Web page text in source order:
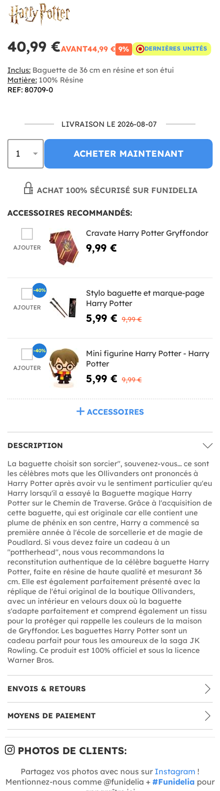
40,99 €AVANT44,99 € 9% DERNIÈRES UNITÉS
Inclus: Baguette de 36 cm en résine et son étui
Matière: 100% Résine
REF: 80709-0
LIVRAISON LE 2026-08-07
ACHETER MAINTENANT
ACHAT 100% SÉCURISÉ SUR FUNIDELIA
ACCESSOIRES RECOMMANDÉS:
AJOUTER
Cravate Harry Potter Gryffondor
9,99 €
AJOUTER
Stylo baguette et marque-page
Harry Potter
5,99 € 9,99 €
-40%
AJOUTER
Mini figurine Harry Potter - Harry
Potter
5,99 € 9,99 €
-40%
ACCESSOIRES
DESCRIPTION
La baguette choisit son sorcier", souvenez-vous... ce sont
les célèbres mots que les Ollivanders ont prononcés à
Harry Potter après avoir vu le sentiment particulier qu'eu
Harry lorsqu'il a essayé la Baguette magique Harry
Potter sur le Chemin de Traverse. Grâce à l'acquisition de
cette baguette, qui est originale car elle contient une
plume de phénix en son centre, Harry a commencé sa
première année à l'école de sorcellerie et de magie de
Poudlard. Si vous devez faire un cadeau à un
"pottherhead", nous vous recommandons la
reconstitution authentique de la célèbre baguette Harry
Potter, faite en résine de haute qualité et mesurant 36
cm. Elle est également parfaitement présenté avec la
réplique de l'étui original de la boutique Ollivanders,
avec un intérieur en velours doux où la baguette
s'adapte parfaitement et comprend également un tissu
pour la protéger qui rappelle les couleurs de la maison
de Gryffondor. Les baguettes Harry Potter sont un
cadeau parfait pour tous les amoureux de la saga JK
Rowling. Ce produit est 100% officiel et sous la licence
Warner Bros.
ENVOIS & RETOURS
MOYENS DE PAIEMENT
PHOTOS DE CLIENTS:
Partagez vos photos avec nous sur Instagram !
Mentionnez-nous comme @funidelia + #Funidelia pour